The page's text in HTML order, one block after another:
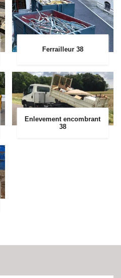
Ferrailleur 38
Enlevement encombrant
38